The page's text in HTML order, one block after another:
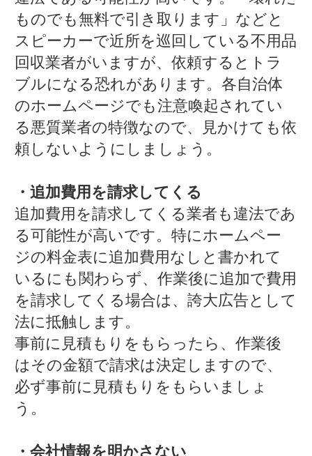
ものでも無料で引き取ります」などと
スピーカーで近所を巡回している不用品
回収業者がいますが、依頼するとトラ
ブルになる恐れがあります。各自治体
のホームページでも注意喚起されてい
る悪質業者の特徴なので、見かけても依
頼しないようにしましょう。
・追加費用を請求してくる
追加費用を請求してくる業者も違法であ
る可能性が高いです。特にホームペー
ジの料金表に追加費用なしと書かれて
いるにも関わらず、作業後に追加で費用
を請求してくる場合は、誇大広告として
法に抵触します。
事前に見積もりをもらったら、作業後
はその金額で請求は決定しますので、
必ず事前に見積もりをもらいましょ
う。
・会社情報を明かさない